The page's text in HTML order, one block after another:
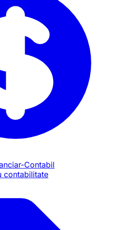
Contabil
contabilitate